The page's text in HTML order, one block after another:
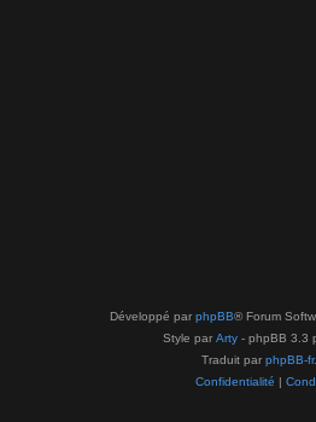
Développé par phpBB® Forum
Style par Arty - phpBB 3.3
Traduit par phpBB-
Confidentialité |